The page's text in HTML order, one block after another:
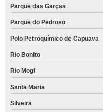
Parque das Garças
Parque do Pedroso
Polo Petroquímico de Capuava
Rio Bonito
Rio Mogi
Santa Maria
Silveira